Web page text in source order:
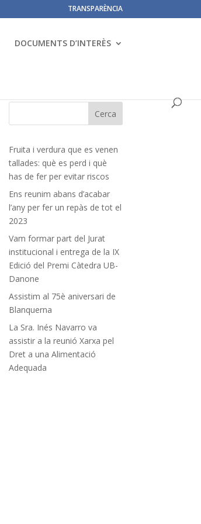
TRANSPARÈNCIA
DOCUMENTS D’INTERÈS
Fruita i verdura que es venen
tallades: què es perd i què
has de fer per evitar riscos
Ens reunim abans d’acabar
l’any per fer un repàs de tot el
2023
Vam formar part del Jurat
institucional i entrega de la IX
Edició del Premi Càtedra UB-
Danone
Assistim al 75è aniversari de
Blanquerna
La Sra. Inés Navarro va
assistir a la reunió Xarxa pel
Dret a una Alimentació
Adequada